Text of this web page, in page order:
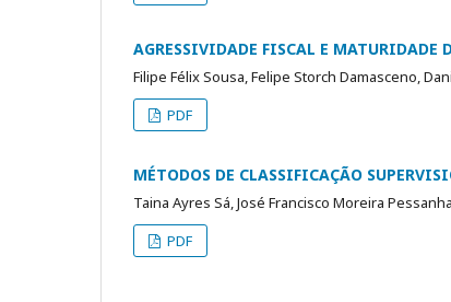
AGRESSIVIDADE FISCAL E
Filipe Félix Sousa, Felipe Storch Damasceno,
PDF
MÉTODOS DE CLASSIFICAÇÃO
Taina Ayres Sá, José Francisco Moreira
PDF